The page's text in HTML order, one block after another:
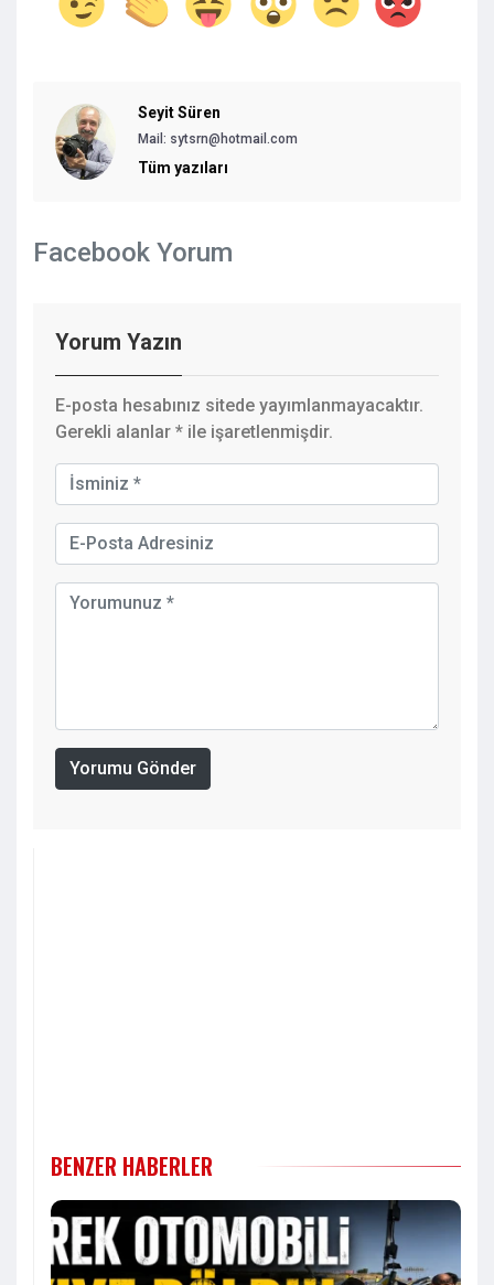
Seyit Süren
Mail: sytsrn@hotmail.com
Tüm yazıları
Facebook Yorum
Yorum Yazın
E-posta hesabınız sitede yayımlanmayacaktır.
Gerekli alanlar * ile işaretlenmişdir.
Yorumu Gönder
BENZER HABERLER